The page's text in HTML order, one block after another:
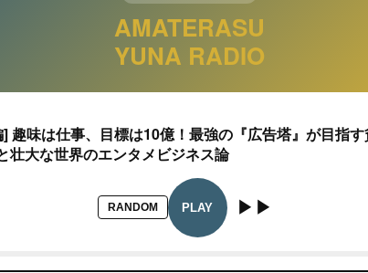
AMATERASU
YUNA RADIO
趣味は仕事、目標は10億！最強の『広告塔』が目指
壮大な世界のエンタメビジネス論
RANDOM PLAY ▶▶